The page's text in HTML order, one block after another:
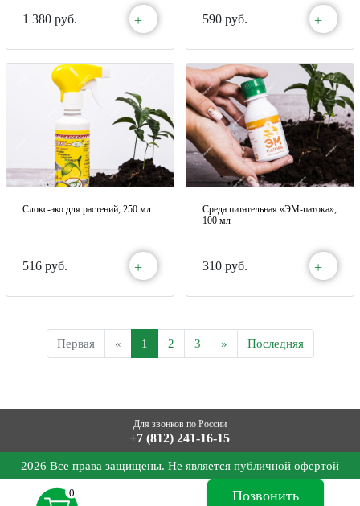
1 380 руб. + 590 руб. +
Слокс-эко для растений, 250 мл
516 руб. +
Среда питательная «ЭМ-патока»,
100 мл
310 руб. +
Первая « 1 2 3 » Последняя
Для звонков по России
+7 (812) 241-16-15
2026 Все права защищены. Не является публичной офертой
Позвонить
0